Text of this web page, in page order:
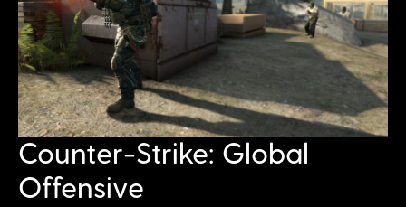
Counter-Strike: Global
Offensive